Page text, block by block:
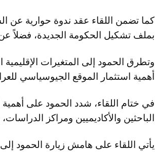
كما تضمن اللقاء عقد ندوة حوارية عن
بملف تشكيل الحكومة الجديدة، فضلاً عن
وتطرق الحمود إلى المتغيرات
أهمية استثمار الموقع الجيوسياسي
في ختام اللقاء، شدد الحمود على
الباحثين والأكاديميين ومراكز